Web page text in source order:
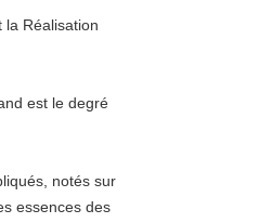
la Réalisation
est le degré
notés sur
essences des